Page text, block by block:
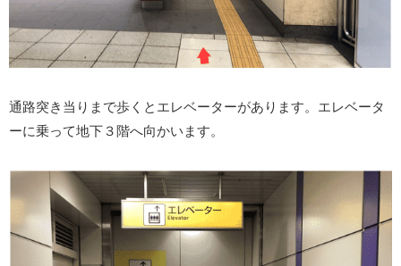
通路突き当りまで歩くとエレベーターがあります。エレベータ
ーに乗って地下３階へ向かいます。